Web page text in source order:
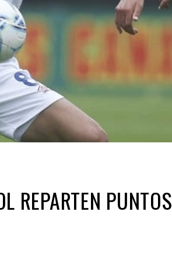
REPARTEN PUNTOS